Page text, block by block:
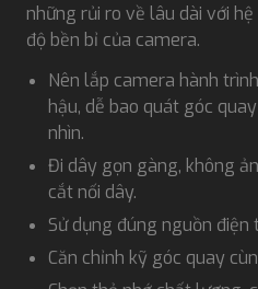
những rủi ro về lâu dài với
độ bền bỉ của camera.
Nên lắp camera hành
hậu, dễ bao quát góc
nhìn.
Đi dây gọn gàng, không
cắt nối dây.
Sử dụng đúng nguồn điện
Căn chỉnh kỹ góc quay